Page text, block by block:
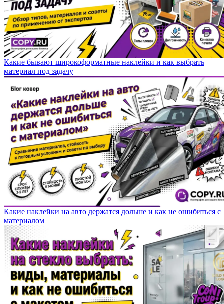
Какие бывают широкоформатные наклейки и как выбрать
материал под задачу
Какие наклейки на авто держатся дольше и как не ошибиться с
материалом